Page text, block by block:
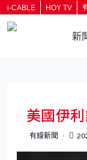
i-CABLE HOY TV
新
美國伊
有線新聞